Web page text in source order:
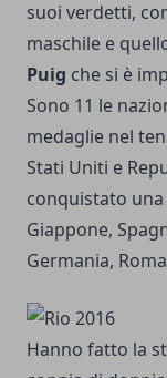
suoi verdetti,
maschile e
Puig che si è
Sono 11 le
medaglie nel
Stati Uniti e
conquistato
Giappone,
Germania,
Hanno fatto la